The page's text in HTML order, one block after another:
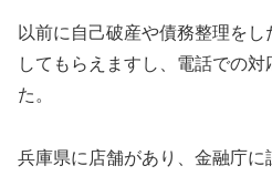
以前に自己破産や債務整理を
してもらえますし、電話での
た。
兵庫県に店舗があり、金融庁